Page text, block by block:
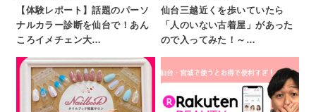
【体験レポート】話題のパーソ
ナルカラー診断を仙台で！あん
ころイメチェン大…
仙台三越近くを歩いていたら
「人のいない古着屋」があった
ので入ってみた！～…